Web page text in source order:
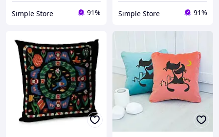
Simple Store 91% Simple Store 91%